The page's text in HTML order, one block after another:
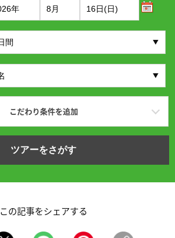
こだわり条件を追加
ツアーをさがす
この記事をシェアする